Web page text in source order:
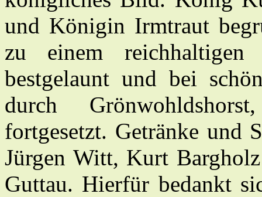
und Königin Irmtraut
zu einem
bestgelaunt und bei
durch
fortgesetzt. Getränke und
Jürgen Witt, Kurt
Guttau. Hierfür bedankt